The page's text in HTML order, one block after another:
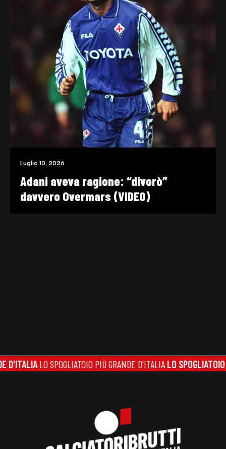
Luglio 10, 2026
Adani aveva ragione: “divorò”
davvero Overmars (VIDEO)
LO SPOGLIATOIO PIÙ GRANDE D'ITALIALO SPOGLIATOIO PIÙ